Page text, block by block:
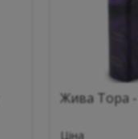
Жива Тора
Ціна